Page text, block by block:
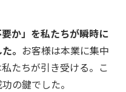
か」を私たちが瞬時に
。 お客様は本業に集中
たちが引き受ける。こ
の鍵でした。